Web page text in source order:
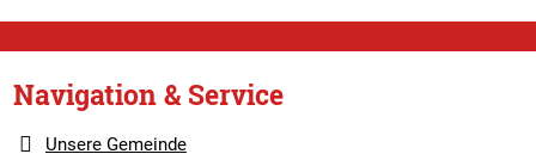
Navigation & Service
Unsere Gemeinde